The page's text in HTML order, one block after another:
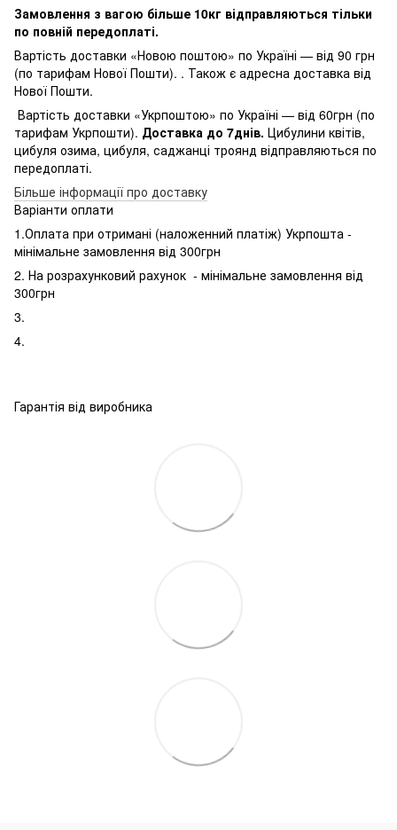
Замовлення з вагою більше 10кг відправляються тільки
по повній передоплаті.
Вартість доставки «Новою поштою» по Україні — від 90 грн
(по тарифам Нової Пошти). . Також є адресна доставка від
Нової Пошти.
Вартість доставки «Укрпоштою» по Україні — від 60грн (по
тарифам Укрпошти). Доставка до 7днів. Цибулини квітів,
цибуля озима, цибуля, саджанці троянд відправляються по
передоплаті.
Більше інформації про доставку
Варіанти оплати
1.Оплата при отримані (наложенний платіж) Укрпошта -
мінімальне замовлення від 300грн
2. На розрахунковий рахунок - мінімальне замовлення від
300грн
3.
4.
Гарантія від виробника